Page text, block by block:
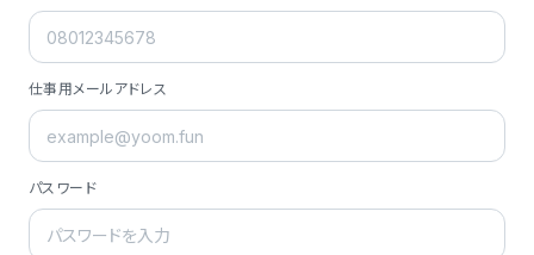
仕事用メールアドレス
パスワード